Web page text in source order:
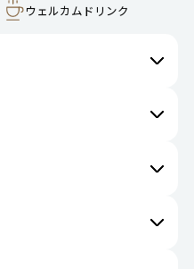
ウェルカムドリンク